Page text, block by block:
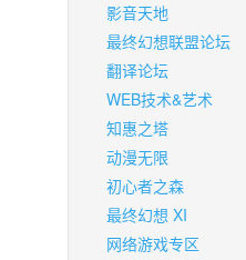
影音天地
最终幻想联盟论坛
翻译论坛
WEB技术&艺术
知惠之塔
动漫无限
初心者之森
最终幻想 XI
网络游戏专区